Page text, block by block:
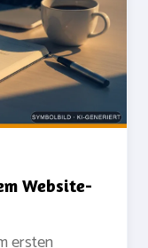
Website-
ersten